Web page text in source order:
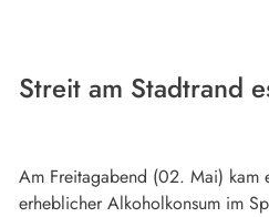
Streit am Stadtrand
Am Freitagabend (02. Mai) kam
erheblicher Alkoholkonsum im